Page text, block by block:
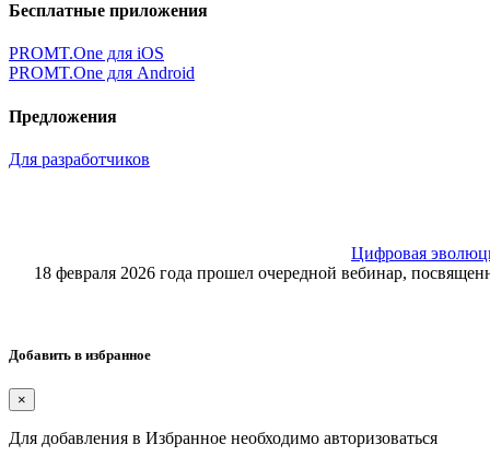
Бесплатные приложения
PROMT.One для iOS
PROMT.One для Android
Предложения
Для разработчиков
Цифровая
18 февраля 2026 года прошел очередной вебинар,
Добавить в избранное
×
Для добавления в Избранное необходимо авторизоваться